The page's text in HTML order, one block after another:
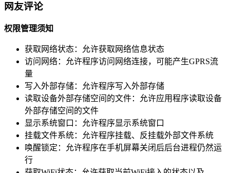
网友评论
权限管理须知
获取网络状态：
允许获取网络信息状态
访问网络：
允许程序访问网络连接，可能产生GPRS流
量
写入外部存储：
允许程序写入外部存储
读取设备外部存储空间的文件：
允许应用程序读取设备
外部存储空间的文件
显示系统窗口：
允许程序显示系统窗口
挂载文件系统：
允许程序挂载、反挂载外部文件系统
唤醒锁定：
允许程序在手机屏幕关闭后后台进程仍然运
行